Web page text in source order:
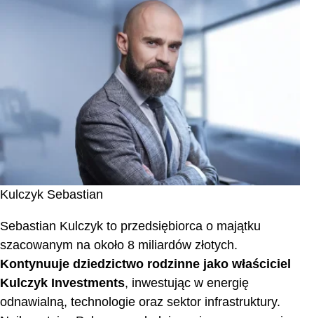
Kulczyk Sebastian
Sebastian Kulczyk to przedsiębiorca o majątku
szacowanym na około 8 miliardów złotych.
Kontynuuje dziedzictwo rodzinne jako właściciel
Kulczyk Investments, inwestując w energię
odnawialną, technologie oraz sektor infrastruktury.